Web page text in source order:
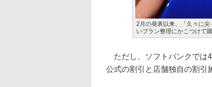
2月の発表以来、「久々に
いプラン整理にかこつけて
ただし、ソフトバンクでは
公式の割引と店舗独自の割引